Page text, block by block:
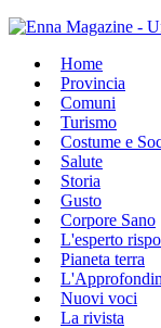
Home
Provincia
Comuni
Turismo
Costume e
Salute
Storia
Gusto
Corpore Sano
L'esperto
Pianeta terra
Nuovi voci
La rivista